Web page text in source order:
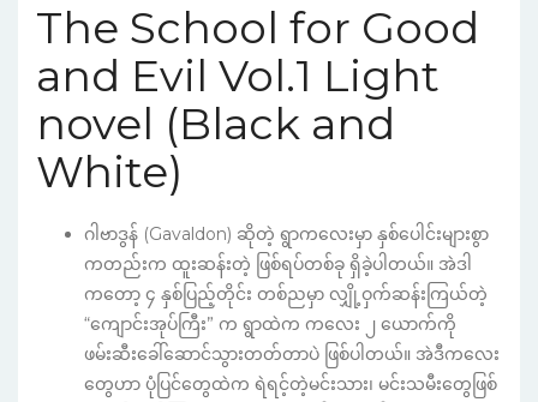
The School for Good
and Evil Vol.1 Light
novel (Black and
White)
ဂါဗာဒွန် (Gavaldon) ဆိုတဲ့ ရွာကလေးမှာ နှစ်ပေါင်းများစွာ
ကတည်းက ထူးဆန်းတဲ့ ဖြစ်ရပ်တစ်ခု ရှိခဲ့ပါတယ်။ အဲဒါ
ကတော့ ၄ နှစ်ပြည့်တိုင်း တစ်ညမှာ လျှို့ဝှက်ဆန်းကြယ်တဲ့
“ကျောင်းအုပ်ကြီး” က ရွာထဲက ကလေး ၂ ယောက်ကို
ဖမ်းဆီးခေါ်ဆောင်သွားတတ်တာပဲ ဖြစ်ပါတယ်။ အဲဒီကလေး
တွေဟာ ပုံပြင်တွေထဲက ရဲရင့်တဲ့မင်းသား၊ မင်းသမီးတွေဖြစ်